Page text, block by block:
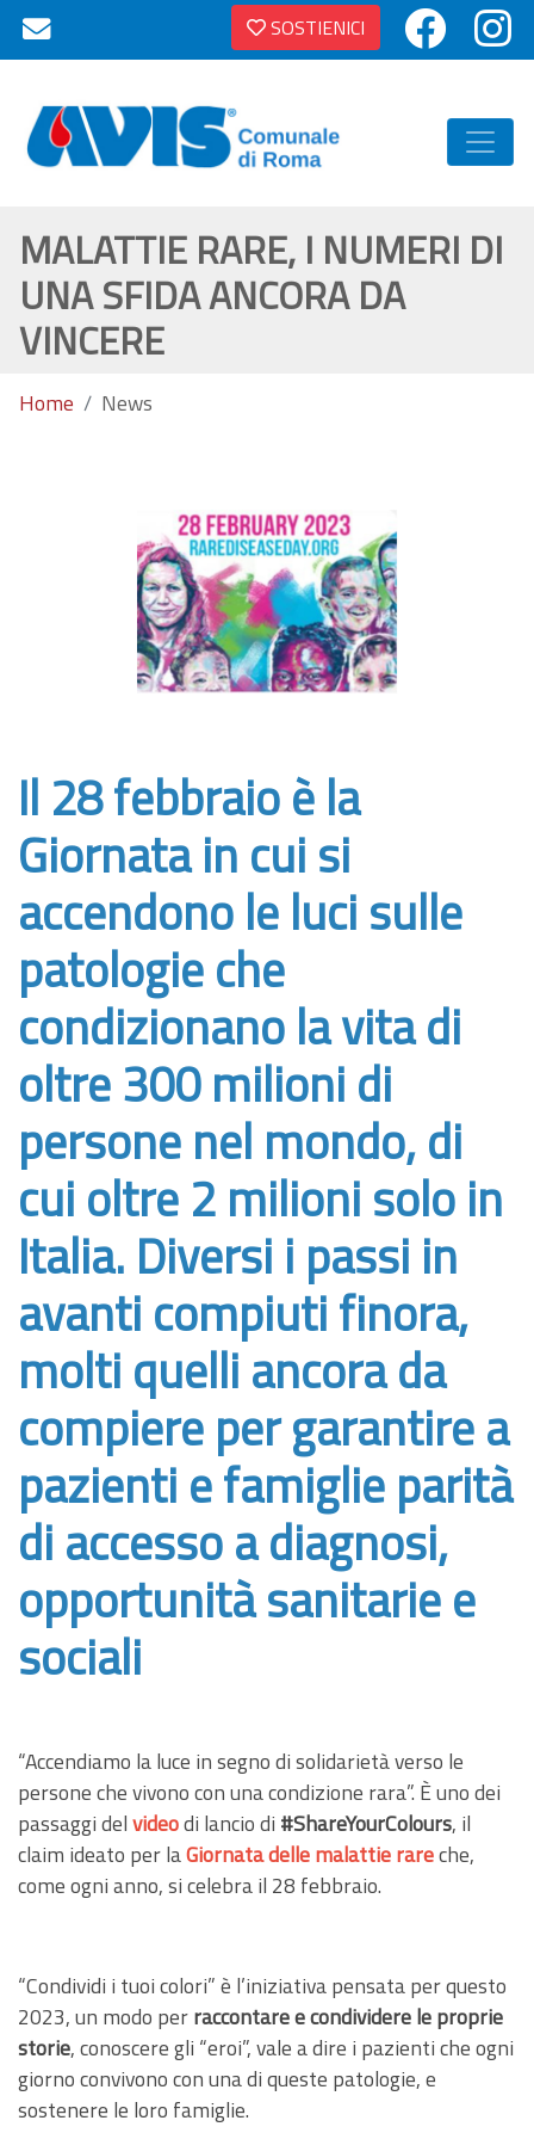
SOSTIENICI
MALATTIE RARE, I NUMERI DI
UNA SFIDA ANCORA DA
VINCERE
Home News
Il 28 febbraio è la
Giornata in cui si
accendono le luci sulle
patologie che
condizionano la vita di
oltre 300 milioni di
persone nel mondo, di
cui oltre 2 milioni solo in
Italia. Diversi i passi in
avanti compiuti finora,
molti quelli ancora da
compiere per garantire a
pazienti e famiglie parità
di accesso a diagnosi,
opportunità sanitarie e
sociali
“Accendiamo la luce in segno di solidarietà verso le
persone che vivono con una condizione rara”. È uno dei
passaggi delvideodi lancio di #ShareYourColours, il
claim ideato per laGiornata delle malattie rareche,
come ogni anno, si celebra il 28 febbraio.
“Condividi i tuoi colori” è l’iniziativa pensata per questo
2023, un modo perraccontare e condividere le proprie
storie, conoscere gli “eroi”, vale a dire i pazienti che ogni
giorno convivono con una di queste patologie, e
sostenere le loro famiglie.